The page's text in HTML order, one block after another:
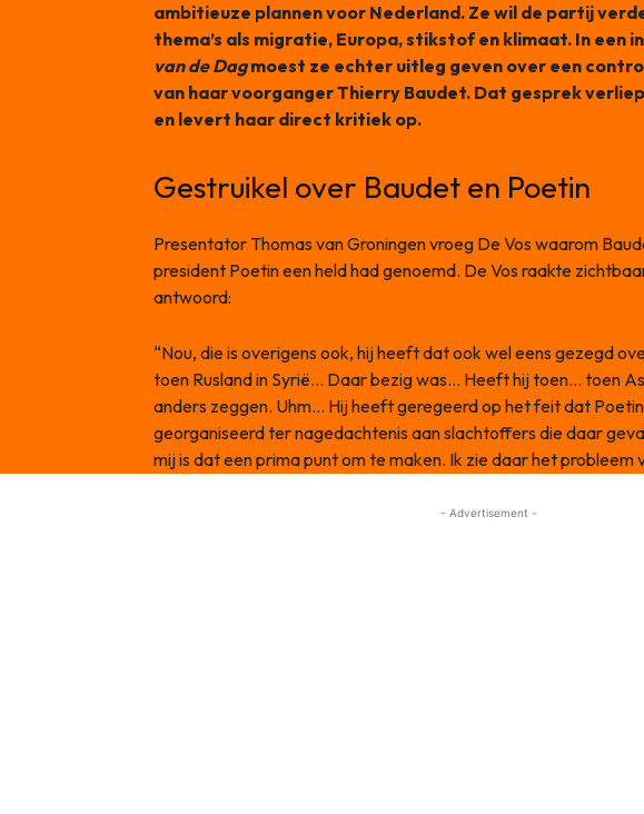
ambitieuze plannen voor Nederland. Ze wil de partij
thema’s als migratie, Europa, stikstof en klimaat. In een
van de Dagmoest ze echter uitleg geven over een
van haar voorganger Thierry Baudet. Dat gesprek
en levert haar direct kritiek op.
Gestruikel over Baudet en Poetin
Presentator Thomas van Groningen vroeg De Vos waarom
president Poetin een held had genoemd. De Vos raakte
antwoord:
“Nou, die is overigens ook, hij heeft dat ook wel eens gezegd
toen Rusland in Syrië… Daar bezig was… Heeft hij toen… toen
anders zeggen. Uhm… Hij heeft geregeerd op het feit dat
georganiseerd ter nagedachtenis aan slachtoffers die daar
mij is dat een prima punt om te maken. Ik zie daar het probleem
- Advertisement -